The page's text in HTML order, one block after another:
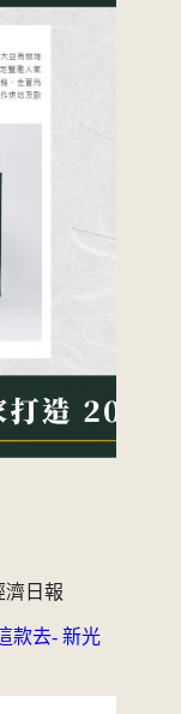
濟日報
款去- 新光